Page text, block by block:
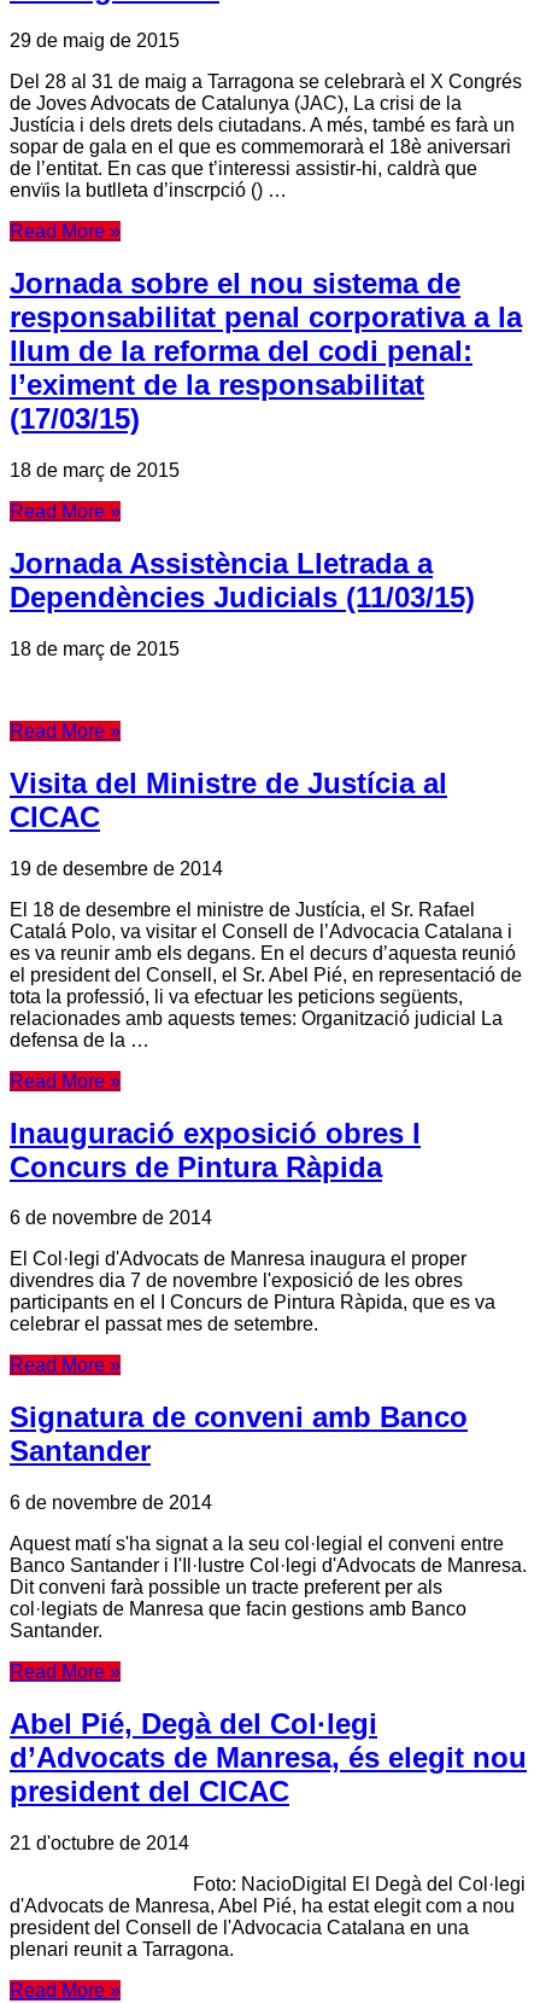
29 de maig de 2015
Del 28 al 31 de maig a Tarragona se celebrarà el X Congrés
de Joves Advocats de Catalunya (JAC), La crisi de la
Justícia i dels drets dels ciutadans. A més, també es farà un
sopar de gala en el que es commemorarà el 18è aniversari
de l’entitat. En cas que t’interessi assistir-hi, caldrà que
envïis la butlleta d’inscrpció () …
Read More »
Jornada sobre el nou sistema de
responsabilitat penal corporativa a la
llum de la reforma del codi penal:
l’eximent de la responsabilitat
(17/03/15)
18 de març de 2015
Read More »
Jornada Assistència Lletrada a
Dependències Judicials (11/03/15)
18 de març de 2015
Read More »
Visita del Ministre de Justícia al
CICAC
19 de desembre de 2014
El 18 de desembre el ministre de Justícia, el Sr. Rafael
Catalá Polo, va visitar el Consell de l’Advocacia Catalana i
es va reunir amb els degans. En el decurs d’aquesta reunió
el president del Consell, el Sr. Abel Pié, en representació de
tota la professió, li va efectuar les peticions següents,
relacionades amb aquests temes: Organització judicial La
defensa de la …
Read More »
Inauguració exposició obres I
Concurs de Pintura Ràpida
6 de novembre de 2014
El Col·legi d'Advocats de Manresa inaugura el proper
divendres dia 7 de novembre l'exposició de les obres
participants en el I Concurs de Pintura Ràpida, que es va
celebrar el passat mes de setembre.
Read More »
Signatura de conveni amb Banco
Santander
6 de novembre de 2014
Aquest matí s'ha signat a la seu col·legial el conveni entre
Banco Santander i l'Il·lustre Col·legi d'Advocats de Manresa.
Dit conveni farà possible un tracte preferent per als
col·legiats de Manresa que facin gestions amb Banco
Santander.
Read More »
Abel Pié, Degà del Col·legi
d’Advocats de Manresa, és elegit nou
president del CICAC
21 d'octubre de 2014
Foto: NacioDigital El Degà del Col·legi
d'Advocats de Manresa, Abel Pié, ha estat elegit com a nou
president del Consell de l'Advocacia Catalana en una
plenari reunit a Tarragona.
Read More »